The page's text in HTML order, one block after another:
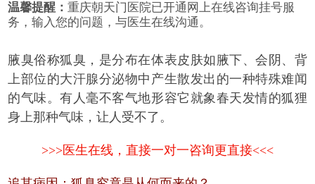
温馨提醒：重庆朝天门医院已开通网上在线咨询挂号服
务，输入您的问题，与医生在线沟通。
腋臭俗称狐臭，是分布在体表皮肤如腋下、会阴、背
上部位的大汗腺分泌物中产生散发出的一种特殊难闻
的气味。有人毫不客气地形容它就象春天发情的狐狸
身上那种气味，让人受不了。
>>>医生在线，直接一对一咨询更直接<<<